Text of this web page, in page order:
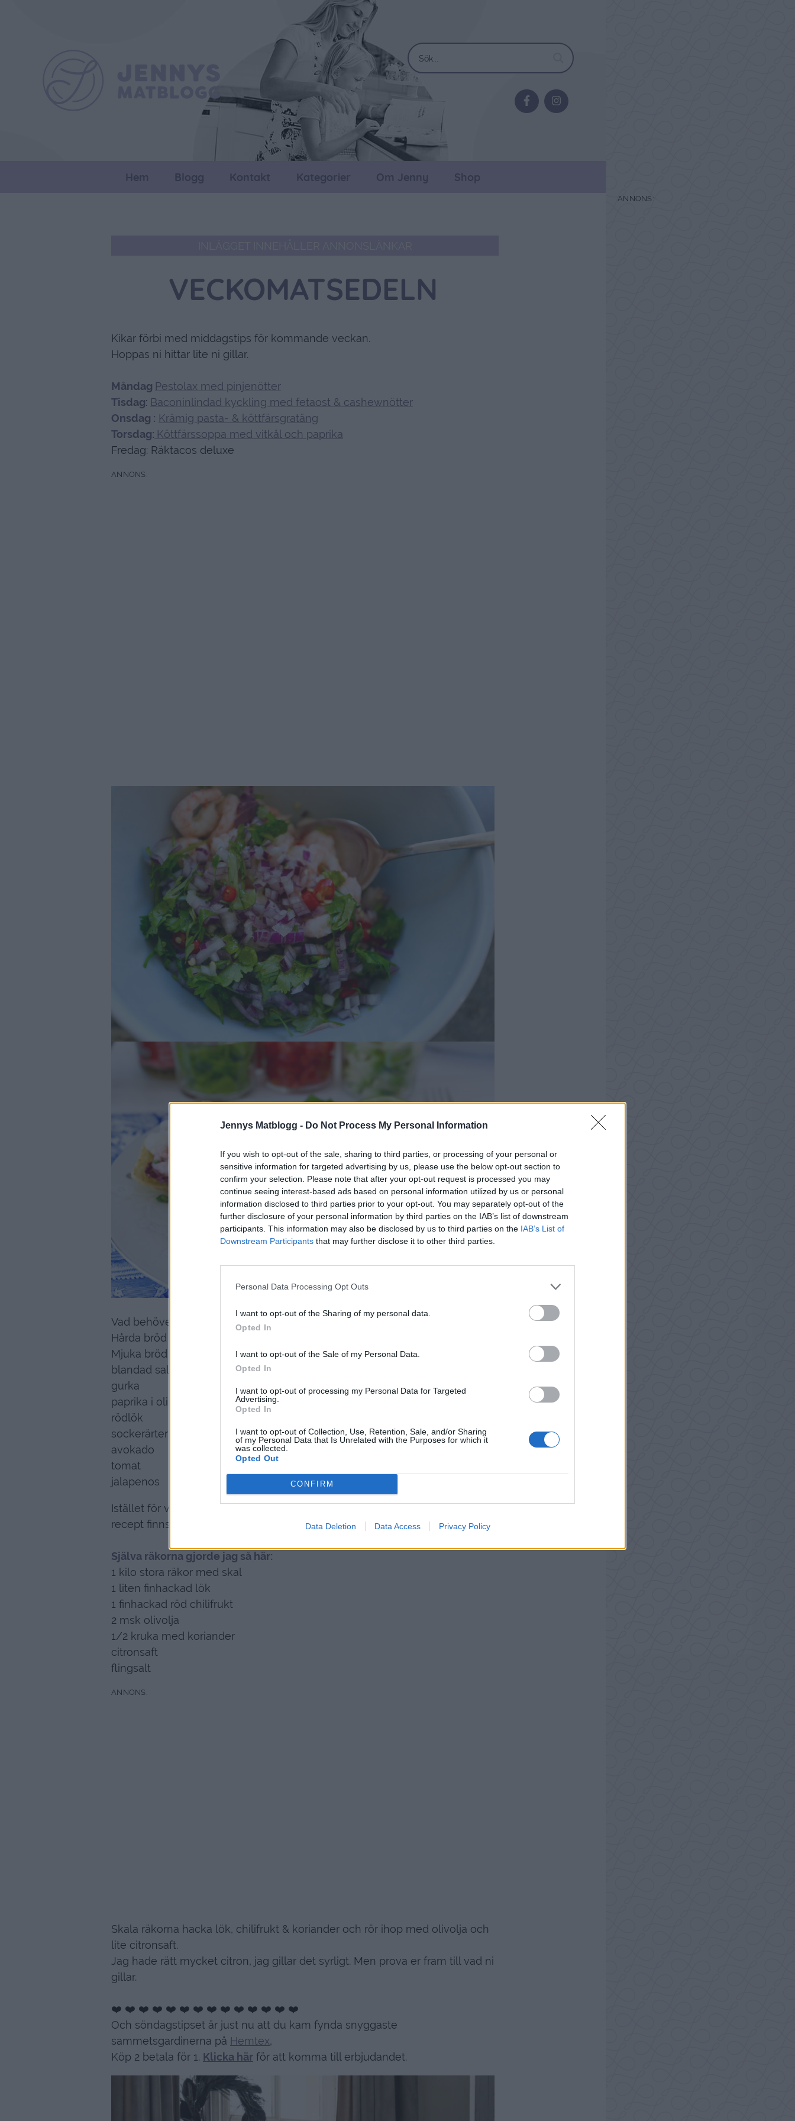
Jennys Matblogg - Do Not Process My Personal Information
If you wish to opt-out of the sale, sharing to third parties, or processing of your personal or
sensitive information for targeted advertising by us, please use the below opt-out section to
confirm your selection. Please note that after your opt-out request is processed you may
continue seeing interest-based ads based on personal information utilized by us or personal
information disclosed to third parties prior to your opt-out. You may separately opt-out of the
further disclosure of your personal information by third parties on the IAB’s list of downstream
participants. This information may also be disclosed by us to third parties on the IAB’s List of
Downstream Participants that may further disclose it to other third parties.
Personal Data Processing Opt Outs
I want to opt-out of the Sharing of my personal data.
Opted In
I want to opt-out of the Sale of my Personal Data.
Opted In
I want to opt-out of processing my Personal Data for Targeted
Advertising.
Opted In
I want to opt-out of Collection, Use, Retention, Sale, and/or Sharing
of my Personal Data that Is Unrelated with the Purposes for which it
was collected.
Opted Out
CONFIRM
Data Deletion Data Access Privacy Policy
Hem Blogg Kontakt Kategorier Om Jenny Shop
VECKOMATSEDELN
Kikar förbi med middagstips för kommande veckan.
Hoppas ni hittar lite ni gillar.
Måndag Pestolax med pinjenötter
Tisdag: Baconinlindad kyckling med fetaost & cashewnötter
Onsdag : Krämig pasta- & köttfärsgratäng
Torsdag: Köttfärssoppa med vitkål och paprika
Fredag: Räktacos deluxe
Vad behöver man till räktacos, jo med det där gamla vanliga:
Hårda bröd
Mjuka bröd
blandad sallad
gurka
paprika i olika färger
rödlök
sockerärter
avokado
tomat
jalapenos
Istället för vanlig kall sås hade vi chiliaioli till
recept finns
Själva räkorna gjorde jag så här:
1 kilo stora räkor med skal
1 liten finhackad lök
1 finhackad röd chilifrukt
2 msk olivolja
1/2 kruka med koriander
citronsaft
flingsalt
Skala räkorna hacka lök, chilifrukt & koriander och rör ihop med olivolja och
lite citronsaft.
Jag hade rätt mycket citron, jag gillar det syrligt. Men prova er fram till vad ni
gillar.
❤️ ❤️ ❤️ ❤️ ❤️ ❤️ ❤️ ❤️ ❤️ ❤️ ❤️ ❤️ ❤️ ❤️
Och söndagstipset är just nu att du kam fynda snyggaste
sammetsgardinerna på Hemtex,
Köp 2 betala för 1. Klicka här för att komma till erbjudandet.